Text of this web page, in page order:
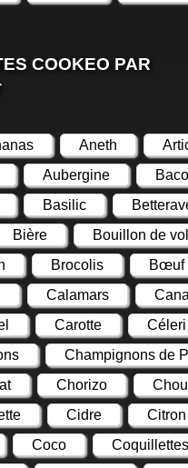
COOKEO PAR
Aneth
Aubergine
Basilic
Bière
Bouillon de
Brocolis
Bœuf
Calamars
Carotte
Céleri
Champignons de
Chorizo
Chou
Cidre
Citron
Coco
Coquillettes